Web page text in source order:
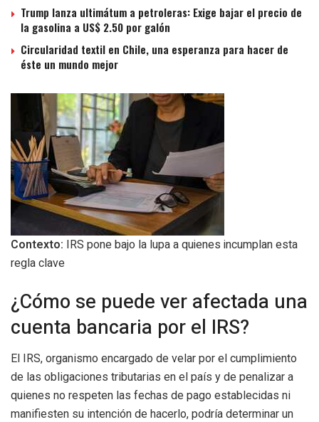
Trump lanza ultimátum a petroleras: Exige bajar el precio de
la gasolina a US$ 2.50 por galón
Circularidad textil en Chile, una esperanza para hacer de
éste un mundo mejor
Contexto: IRS pone bajo la lupa a quienes incumplan esta
regla clave
¿Cómo se puede ver afectada una
cuenta bancaria por el IRS?
El IRS, organismo encargado de velar por el cumplimiento
de las obligaciones tributarias en el país y de penalizar a
quienes no respeten las fechas de pago establecidas ni
manifiesten su intención de hacerlo, podría determinar un